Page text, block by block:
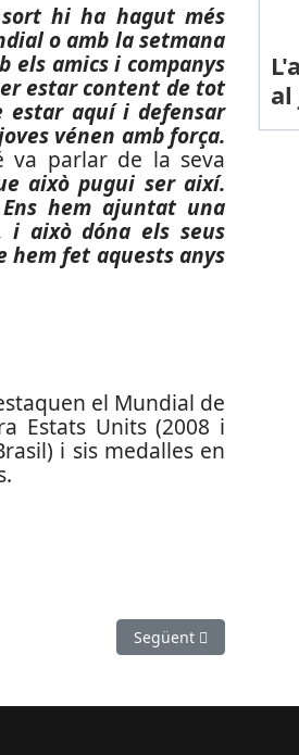
hi ha hagut més
o amb la setmana
els amics i companys
estar content de tot
estar aquí i defensar
vénen amb força.
va parlar de la seva
això pugui ser així.
hem ajuntat una
i això dóna els seus
hem fet aquests anys
el Mundial de
Estats Units (2008 i
i sis medalles en
Article següent: La
Següent